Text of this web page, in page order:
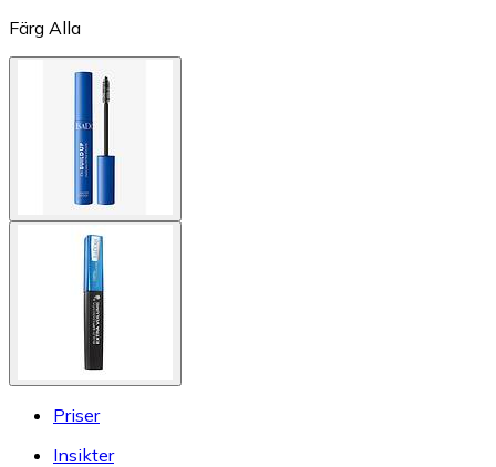
Färg Alla
Priser
Insikter